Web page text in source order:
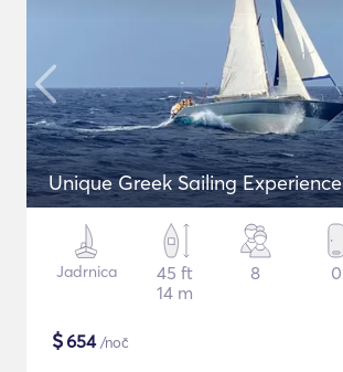
Unique Greek Sailing Experience
Jadrnica
45 ft
14 m
8 0
$654/noč